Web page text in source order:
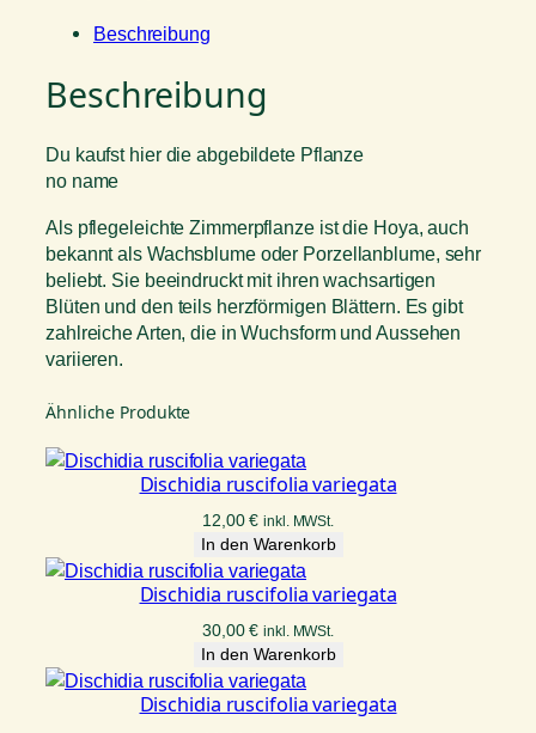
Beschreibung
Beschreibung
Du kaufst hier die abgebildete Pflanze
no name
Als pflegeleichte Zimmerpflanze ist die Hoya, auch
bekannt als Wachsblume oder Porzellanblume, sehr
beliebt. Sie beeindruckt mit ihren wachsartigen
Blüten und den teils herzförmigen Blättern. Es gibt
zahlreiche Arten, die in Wuchsform und Aussehen
variieren.
Ähnliche Produkte
Dischidia ruscifolia variegata
12,00€ inkl. MWSt.
In den Warenkorb
Dischidia ruscifolia variegata
30,00€ inkl. MWSt.
In den Warenkorb
Dischidia ruscifolia variegata